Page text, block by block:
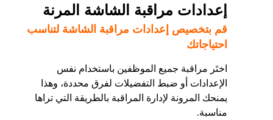
إعدادات مراقبة الشاشة المرنة
قم بتخصيص إعدادات مراقبة الشاشة لتناسب
احتياجاتك
اختَر مراقبة جميع الموظفين باستخدام نفس
الإعدادات أو ضبط التفضيلات لفرق محددة، وهذا
يمنحك المرونة لإدارة المراقبة بالطريقة التي تراها
مناسبة.